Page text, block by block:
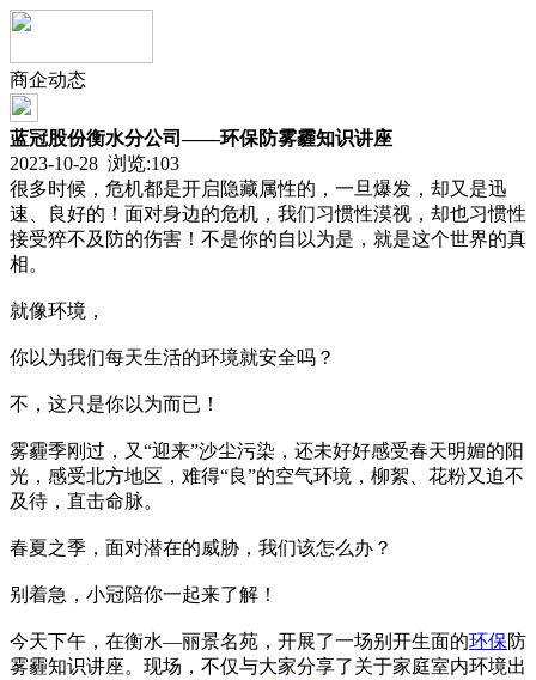
商企动态
蓝冠股份衡水分公司——环保防雾霾知识讲座
2023-10-28 浏览:103
很多时候，危机都是开启隐藏属性的，一旦爆发，却又是迅
速、良好的！面对身边的危机，我们习惯性漠视，却也习惯性
接受猝不及防的伤害！不是你的自以为是，就是这个世界的真
相。
就像环境，
你以为我们每天生活的环境就安全吗？
不，这只是你以为而已！
雾霾季刚过，又“迎来”沙尘污染，还未好好感受春天明媚的阳
光，感受北方地区，难得“良”的空气环境，柳絮、花粉又迫不
及待，直击命脉。
春夏之季，面对潜在的威胁，我们该怎么办？
别着急，小冠陪你一起来了解！
今天下午，在衡水—丽景名苑，开展了一场别开生面的环保防
雾霾知识讲座。现场，不仅与大家分享了关于家庭室内环境出